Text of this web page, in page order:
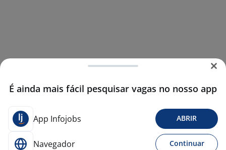
É ainda mais fácil pesquisar vagas no nosso app
App Infojobs ABRIR
Navegador Continuar